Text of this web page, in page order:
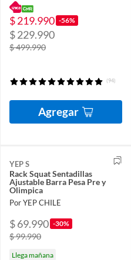
$ 219.990 -56%
$ 229.990
$ 499.990
(94)
Agregar
YEP S
Rack Squat Sentadillas
Ajustable Barra Pesa Pre y
Olimpica
Por YEP CHILE
$ 69.990 -30%
$ 99.990
Llega mañana